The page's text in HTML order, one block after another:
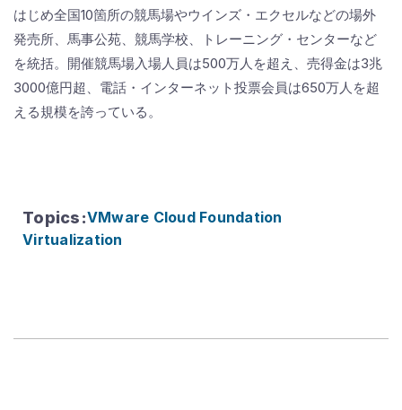
はじめ全国10箇所の競馬場やウインズ・エクセルなどの場外
発売所、馬事公苑、競馬学校、トレーニング・センターなど
を統括。開催競馬場入場人員は500万人を超え、売得金は3兆
3000億円超、電話・インターネット投票会員は650万人を超
える規模を誇っている。
Topics:VMware Cloud Foundation
Virtualization